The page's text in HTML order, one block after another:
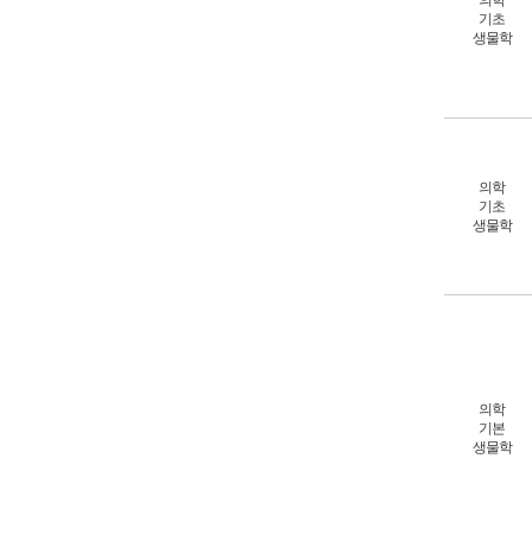
기초
생물학
의학
기초
생물학
의학
기본
생물학